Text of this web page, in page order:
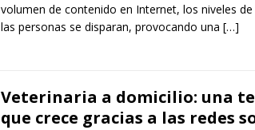
volumen de contenido en Internet, los niveles
las personas se disparan, provocando una […]
Veterinaria a domicilio: una
que crece gracias a las redes